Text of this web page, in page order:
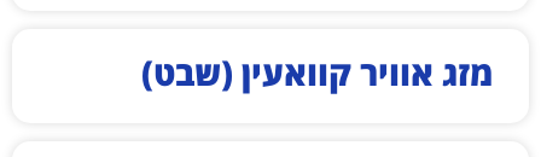
מזג אוויר קוואעין (שבט)